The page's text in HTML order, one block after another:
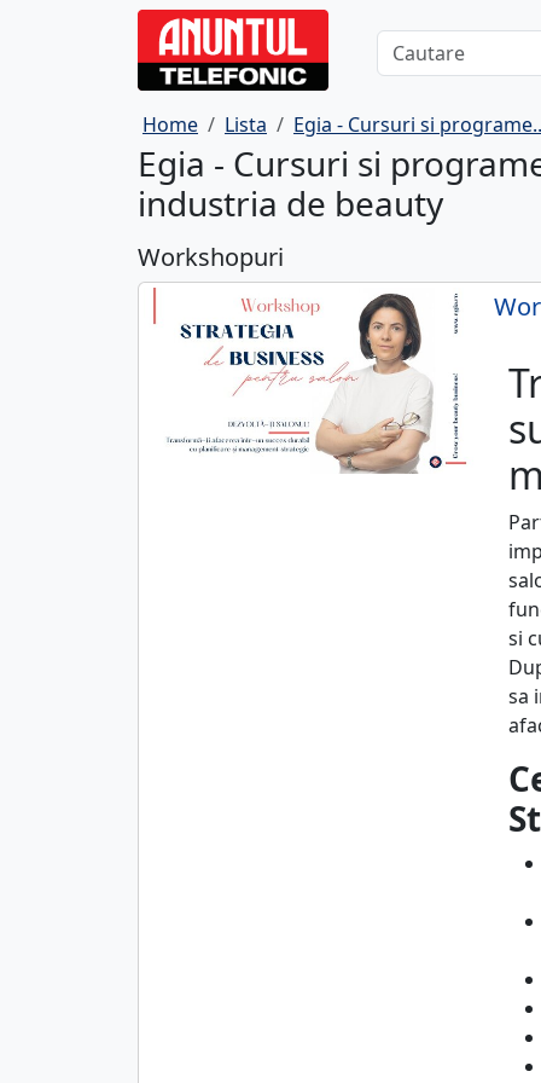
Home Lista Egia - Cursuri si programe..
Egia - Cursuri si
industria de beauty
Workshopuri
si
sa